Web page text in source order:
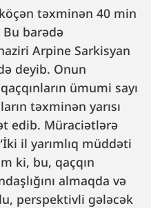
təxminən 40 min
barədə
Arpine Sarkisyan
deyib. Onun
ümumi sayı
təxminən yarısı
edib. Müraciətlərə
il yarımlıq müddəti
ki, bu, qaçqın
almaqda və
perspektivli gələcək